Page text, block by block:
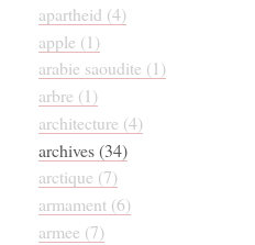
apartheid (4)
apple (1)
arabie saoudite (1)
arbre (1)
architecture (4)
archives (34)
arctique (7)
armament (6)
armee (7)